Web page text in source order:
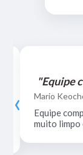
"Equipe
Mario
Equipe
muito limpo
‹